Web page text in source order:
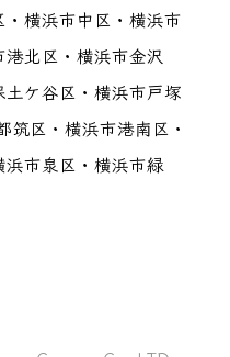
横浜市中区・横浜市
北区・横浜市金沢
ケ谷区・横浜市戸塚
筑区・横浜市港南区・
市泉区・横浜市緑